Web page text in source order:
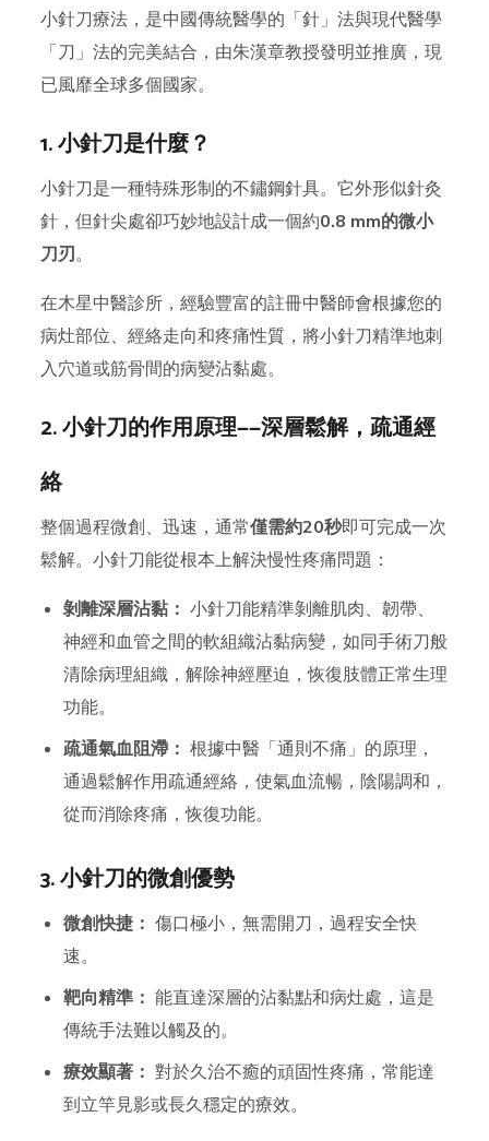
小針刀療法，是中國傳統醫學的「針」法與現代醫學
「刀」法的完美結合，由朱漢章教授發明並推廣，現
已風靡全球多個國家。
1. 小針刀是什麼？
小針刀是一種特殊形制的不鏽鋼針具。它外形似針灸
針，但針尖處卻巧妙地設計成一個約0.8 mm的微小
刀刃。
在木星中醫診所，經驗豐富的註冊中醫師會根據您的
病灶部位、經絡走向和疼痛性質，將小針刀精準地刺
入穴道或筋骨間的病變沾黏處。
2. 小針刀的作用原理——深層鬆解，疏通經
絡
整個過程微創、迅速，通常僅需約20秒即可完成一次
鬆解。小針刀能從根本上解決慢性疼痛問題：
剝離深層沾黏： 小針刀能精準剝離肌肉、韌帶、
神經和血管之間的軟組織沾黏病變，如同手術刀般
清除病理組織，解除神經壓迫，恢復肢體正常生理
功能。
疏通氣血阻滯： 根據中醫「通則不痛」的原理，
通過鬆解作用疏通經絡，使氣血流暢，陰陽調和，
從而消除疼痛，恢復功能。
3. 小針刀的微創優勢
微創快捷： 傷口極小，無需開刀，過程安全快
速。
靶向精準： 能直達深層的沾黏點和病灶處，這是
傳統手法難以觸及的。
療效顯著： 對於久治不癒的頑固性疼痛，常能達
到立竿見影或長久穩定的療效。